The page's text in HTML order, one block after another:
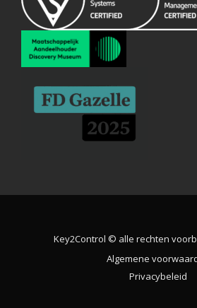
Key2Control © alle rechten
Algemene
Privacybeleid